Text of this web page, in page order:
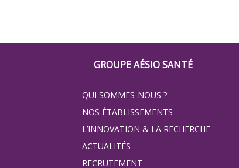
Footer
Groupe
Eovi
pour
les
GROUPE AÉSIO SANTÉ
QUI SOMMES-NOUS ?
NOS ÉTABLISSEMENTS
L’INNOVATION & LA RECHERCHE
ACTUALITÉS
RECRUTEMENT